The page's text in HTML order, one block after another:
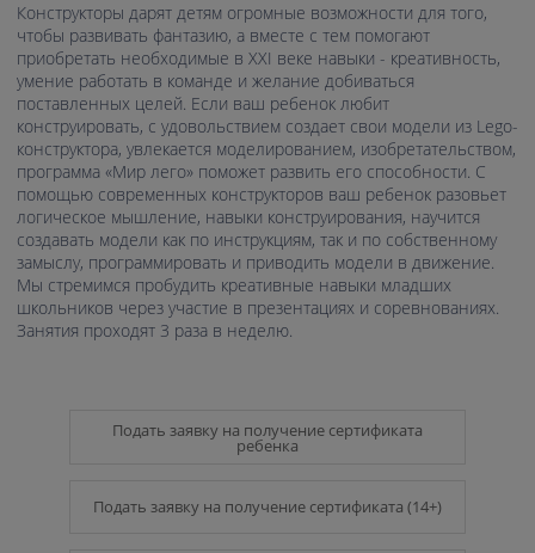
Конструкторы дарят детям огромные возможности для того,
чтобы развивать фантазию, а вместе с тем помогают
приобретать необходимые в XXI веке навыки - креативность,
умение работать в команде и желание добиваться
поставленных целей. Если ваш ребенок любит
конструировать, с удовольствием создает свои модели из Lego-
конструктора, увлекается моделированием, изобретательством,
программа «Мир лего» поможет развить его способности. С
помощью современных конструкторов ваш ребенок разовьет
логическое мышление, навыки конструирования, научится
создавать модели как по инструкциям, так и по собственному
замыслу, программировать и приводить модели в движение.
Мы стремимся пробудить креативные навыки младших
школьников через участие в презентациях и соревнованиях.
Занятия проходят 3 раза в неделю.
Подать заявку на получение сертификата
ребенка
Подать заявку на получение сертификата (14+)